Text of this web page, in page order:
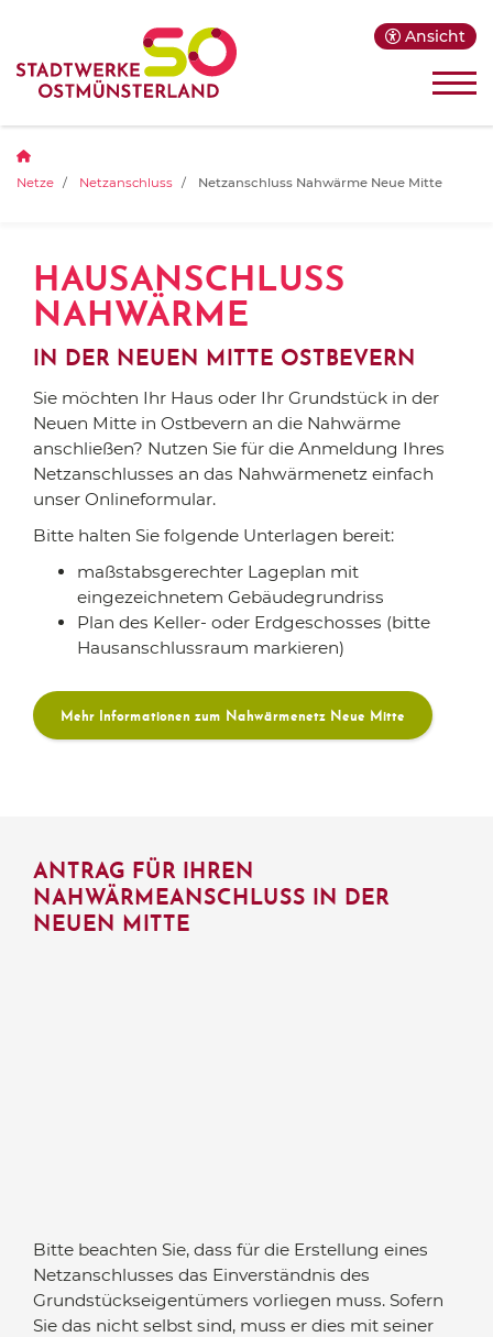
Ansicht
Netze Netzanschluss Netzanschluss Nahwärme Neue Mitte
HAUSANSCHLUSS
NAHWÄRME
IN DER NEUEN MITTE OSTBEVERN
Sie möchten Ihr Haus oder Ihr Grundstück in der
Neuen Mitte in Ostbevern an die Nahwärme
anschließen? Nutzen Sie für die Anmeldung Ihres
Netzanschlusses an das Nahwärmenetz einfach
unser Onlineformular.
Bitte halten Sie folgende Unterlagen bereit:
maßstabsgerechter Lageplan mit
eingezeichnetem Gebäudegrundriss
Plan des Keller- oder Erdgeschosses (bitte
Hausanschlussraum markieren)
Mehr Informationen zum Nahwärmenetz Neue Mitte
ANTRAG FÜR IHREN
NAHWÄRMEANSCHLUSS IN DER
NEUEN MITTE
Bitte beachten Sie, dass für die Erstellung eines
Netzanschlusses das Einverständnis des
Grundstückseigentümers vorliegen muss. Sofern
Sie das nicht selbst sind, muss er dies mit seiner